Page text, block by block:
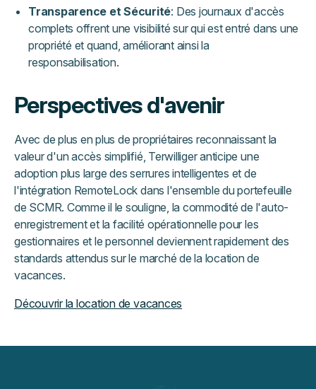
Transparence et Sécurité: Des journaux d'accès
complets offrent une visibilité sur qui est entré dans une
propriété et quand, améliorant ainsi la
responsabilisation.
Perspectives d'avenir
Avec de plus en plus de propriétaires reconnaissant la
valeur d'un accès simplifié, Terwilliger anticipe une
adoption plus large des serrures intelligentes et de
l'intégration RemoteLock dans l'ensemble du portefeuille
de SCMR. Comme il le souligne, la commodité de l'auto-
enregistrement et la facilité opérationnelle pour les
gestionnaires et le personnel deviennent rapidement des
standards attendus sur le marché de la location de
vacances.
Découvrir la location de vacances